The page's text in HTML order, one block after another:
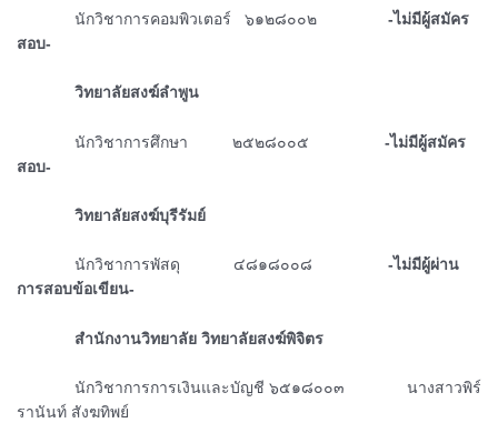
ᅠᅠᅠᅠนักวิชาการคอมพิวเตอร์ ๖๑๒๘๐๐๒ -ไม่มีผู้สมัคร
สอบ-
ᅠᅠᅠᅠวิทยาลัยสงฆ์ลำพูน
ᅠᅠᅠᅠนักวิชาการศึกษา ๒๕๒๘๐๐๕ -ไม่มีผู้สมัคร
สอบ-
ᅠᅠᅠᅠวิทยาลัยสงฆ์บุรีรัมย์
ᅠᅠᅠᅠนักวิชาการพัสดุ ๔๘๑๘๐๐๘ -ไม่มีผู้ผ่าน
การสอบข้อเขียน-
ᅠᅠᅠᅠสำนักงานวิทยาลัย วิทยาลัยสงฆ์พิจิตร
ᅠᅠᅠᅠนักวิชาการการเงินและบัญชี ๖๕๑๘๐๐๓ นางสาวพิร์
รานันท์ สังฆทิพย์